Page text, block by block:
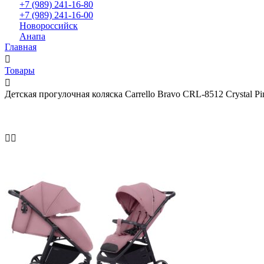
+7 (989) 241-16-80
+7 (989) 241-16-00
Новороссийск
Анапа
Главная
Товары
Детская прогулочная коляска Carrello Bravo CRL-8512 Crystal